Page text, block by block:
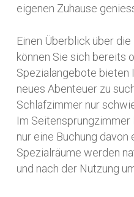
eigenen Zuhause
Einen Überblick über
können Sie sich bereits
Spezialangebote bieten
neues Abenteuer zu
Schlafzimmer nur
Im Seitensprungzimmer
nur eine Buchung davon
Spezialräume werden
und nach der Nutzung